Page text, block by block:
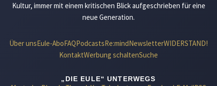
Kultur, immer mit einem kritischen Blick aufgeschrieben für eine
neue Generation.
Über unsEule-AboFAQPodcastsRe:mindNewsletterWIDERSTAND!
KontaktWerbung schaltenSuche
„DIE EULE“ UNTERWEGS